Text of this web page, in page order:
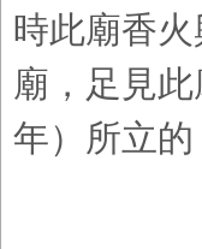
時此廟香
廟，足見
年）所立